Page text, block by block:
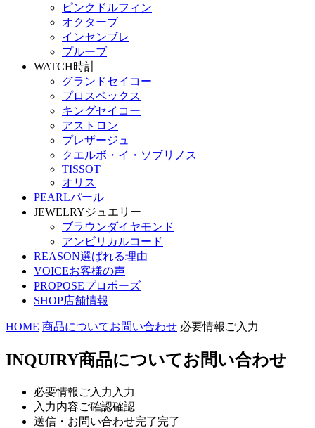
ピンクドルフィン
オクターブ
インセンブレ
プルーブ
WATCH時計
グランドセイコー
プロスペックス
キングセイコー
アストロン
プレザージュ
クエルボ・イ・ソブリノス
TISSOT
オリス
PEARLパール
JEWELRYジュエリー
ブラウンダイヤモンド
アンビリカルコード
REASON選ばれる理由
VOICEお客様の声
PROPOSEプロポーズ
SHOP店舗情報
HOME 商品についてお問い合わせ 必要情報ご入力
INQUIRY商品についてお問い合わせ
必要情報ご入力 入力
入力内容ご確認確認
送信・お問い合わせ完了完了